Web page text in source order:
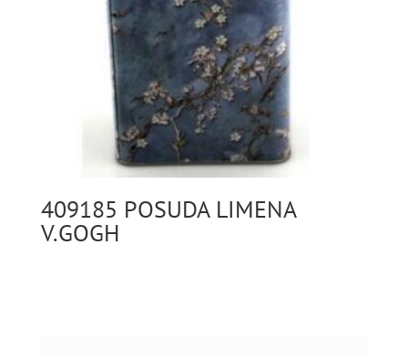
409185 POSUDA LIMENA
V.GOGH